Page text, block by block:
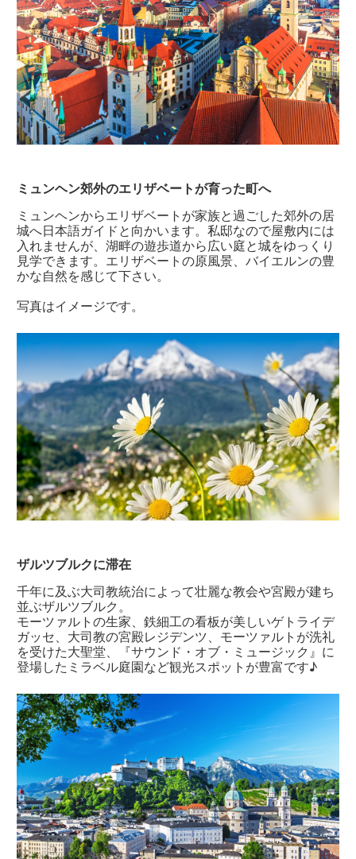
ミュンヘン郊外のエリザベートが育った町へ
ミュンヘンからエリザベートが家族と過ごした郊外の居
城へ日本語ガイドと向かいます。私邸なので屋敷内には
入れませんが、湖畔の遊歩道から広い庭と城をゆっくり
見学できます。エリザベートの原風景、バイエルンの豊
かな自然を感じて下さい。
写真はイメージです。
ザルツブルクに滞在
千年に及ぶ大司教統治によって壮麗な教会や宮殿が建ち
並ぶザルツブルク。
モーツァルトの生家、鉄細工の看板が美しいゲトライデ
ガッセ、大司教の宮殿レジデンツ、モーツァルトが洗礼
を受けた大聖堂、『サウンド・オブ・ミュージック』に
登場したミラベル庭園など観光スポットが豊富です♪